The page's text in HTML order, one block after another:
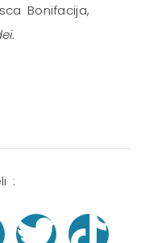
Bonifacija,
.
: